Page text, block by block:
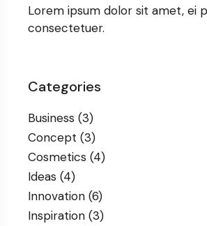
Lorem ipsum dolor sit amet, ei
consectetuer.
Categories
Business (3)
Concept (3)
Cosmetics (4)
Ideas (4)
Innovation (6)
Inspiration (3)